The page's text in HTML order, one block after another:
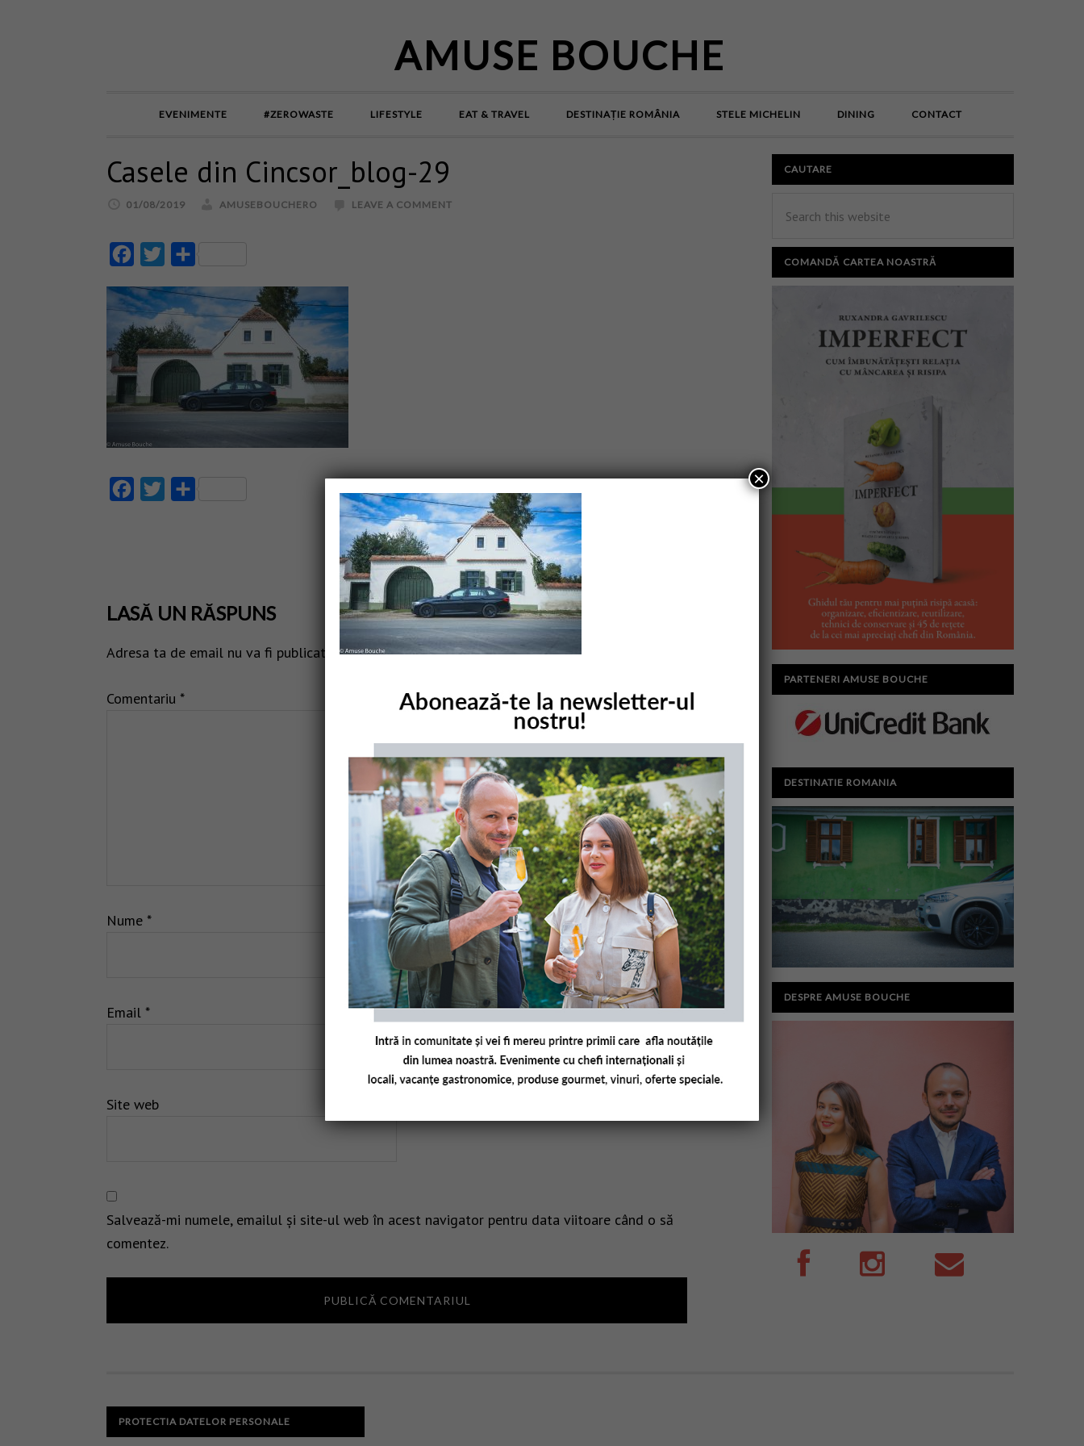
AMUSE BOUCHE
EVENIMENTE #ZEROWASTE LIFESTYLE EAT & TRAVEL DESTINAȚIE ROMÂNIA STELE MICHELIN DINING CONTACT
Casele din Cincsor_blog-29
01/08/2019 AMUSEBOUCHERO LEAVE A COMMENT
FacebookTwitter
FacebookTwitter
LASĂ UN RĂSPUNS
Adresa ta de email nu va fi publicată. Câmpurile obligatorii sunt marcate cu*
Comentariu *
Nume *
Email *
Site web
Salvează-mi numele, emailul și site-ul web în acest navigator pentru data viitoare când o să
comentez.
CAUTARE
COMANDĂ CARTEA NOASTRĂ
PARTENERI AMUSE BOUCHE
DESTINATIE ROMANIA
DESPRE AMUSE BOUCHE
PROTECTIA DATELOR PERSONALE
×